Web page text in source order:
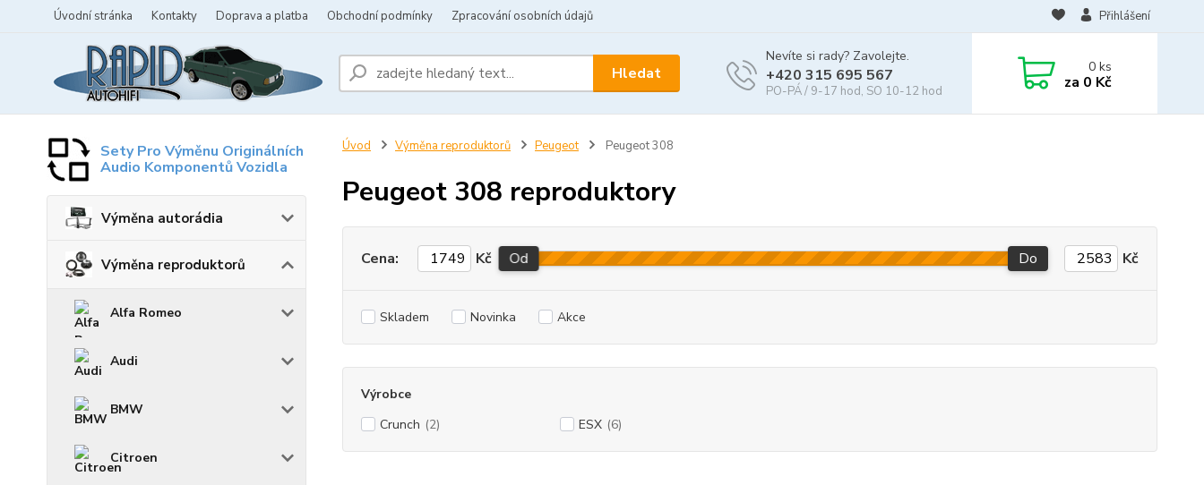
Úvodní stránka Kontakty Doprava a platba Obchodní podmínky Zpracování osobních údajů Přihlášení
Hledat
Nevíte si rady? Zavolejte.
+420 315 695 567
PO-PÁ / 9-17 hod, SO 10-12 hod
0ks
za 0 Kč
Sety Pro Výměnu Originálních
Audio Komponentů Vozidla
Výměna autorádia
Výměna reproduktorů
Alfa Romeo
Audi
BMW
Citroen
Úvod Výměna reproduktorů Peugeot Peugeot 308
Peugeot 308 reproduktory
Cena: Kč Od Do Kč
Skladem Novinka Akce
Výrobce
Crunch (2) ESX (6)